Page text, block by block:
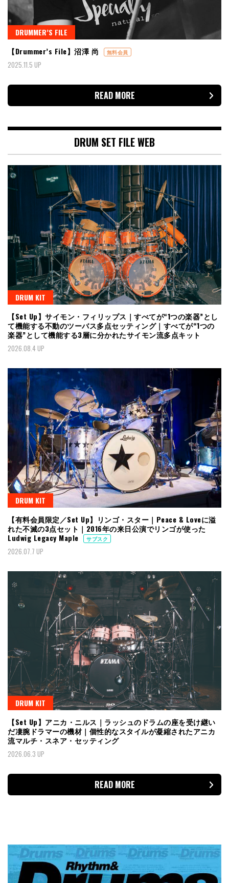
DRUMMER’S FILE
【Drummer’s File】沼澤 尚
無料会員
2025.11.5 UP
READ MORE
DRUM SET FILE WEB
DRUM KIT
【Set Up】サイモン・フィリップス｜すべてが“1つの楽器”とし
て機能する不動のツーバス多点セッティング｜すべてが“1つの
楽器”として機能する3層に分かれたサイモン流多点キット
2026.08.4 UP
DRUM KIT
【有料会員限定／Set Up】リンゴ・スター｜Peace & Loveに溢
れた不滅の3点セット｜2016年の来日公演でリンゴが使った
Ludwig Legacy Maple
サブスク
2026.07.7 UP
DRUM KIT
【Set Up】アニカ・ニルス｜ラッシュのドラムの座を受け継い
だ凄腕ドラマーの機材｜個性的なスタイルが凝縮されたアニカ
流マルチ・スネア・セッティング
2026.06.3 UP
READ MORE